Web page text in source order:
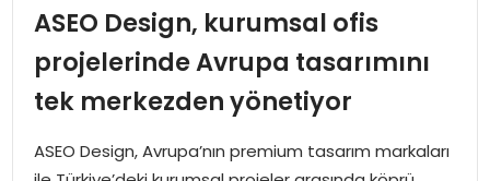
SOSYAL HABER
SPOR
ASEO Design, kurumsal ofis
projelerinde Avrupa tasarımını
tek merkezden yönetiyor
ASEO Design, Avrupa’nın premium tasarım markaları